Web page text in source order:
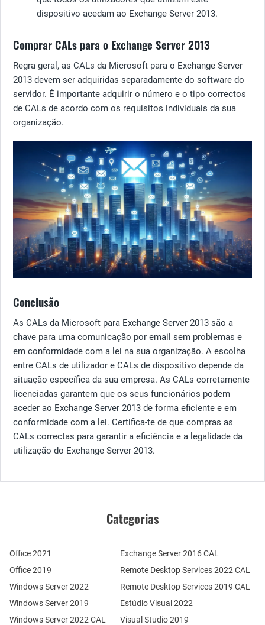
dispositivo acedam ao Exchange Server 2013.
Comprar CALs para o Exchange Server 2013
Regra geral, as CALs da Microsoft para o Exchange Server
2013 devem ser adquiridas separadamente do software do
servidor. É importante adquirir o número e o tipo correctos
de CALs de acordo com os requisitos individuais da sua
organização.
Conclusão
As CALs da Microsoft para Exchange Server 2013 são a
chave para uma comunicação por email sem problemas e
em conformidade com a lei na sua organização. A escolha
entre CALs de utilizador e CALs de dispositivo depende da
situação específica da sua empresa. As CALs corretamente
licenciadas garantem que os seus funcionários podem
aceder ao Exchange Server 2013 de forma eficiente e em
conformidade com a lei. Certifica-te de que compras as
CALs correctas para garantir a eficiência e a legalidade da
utilização do Exchange Server 2013.
Categorias
Office 2021
Office 2019
Windows Server 2022
Windows Server 2019
Windows Server 2022 CAL
Remote Desktop Services 2022 CAL
Remote Desktop Services 2019 CAL
Exchange Server 2016 CAL
Estúdio Visual 2022
Visual Studio 2019